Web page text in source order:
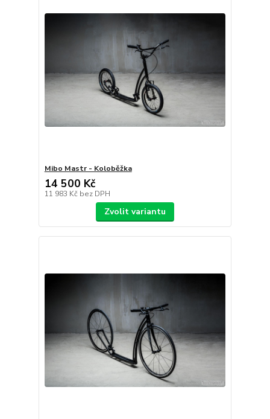
Mibo Mastr - Koloběžka
14 500 Kč
11 983 Kč bez DPH
Zvolit variantu